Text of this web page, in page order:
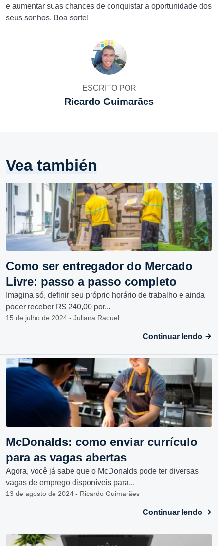
e aumentar suas chances de conquistar a oportunidade dos
seus sonhos. Boa sorte!
ESCRITO POR
Ricardo Guimarães
Vea también
Como ser entregador do Mercado
Livre: passo a passo completo
Imagina só, definir seu próprio horário de trabalho e ainda
poder receber R$ 240,00 por...
15 de julho de 2024 - Juliana Raquel
Continuar lendo
McDonalds: como enviar currículo
para as vagas abertas
Agora, você já sabe que o McDonalds pode ter diversas
vagas de emprego disponíveis para...
13 de agosto de 2024 - Ricardo Guimarães
Continuar lendo